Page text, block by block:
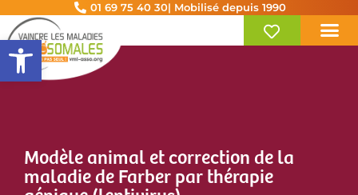
Ouvrir la barre d’outils
01 69 75 40 30| Mobilisé depuis 1990
Modèle animal et correction de la
maladie de Farber par thérapie